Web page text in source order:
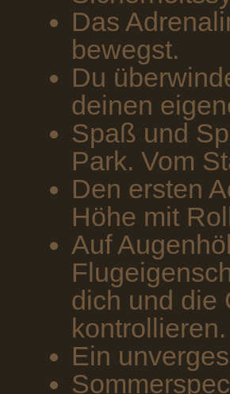
Das
bewegst.
Du
deinen
Spaß und
Park. Vom
Den ersten
Höhe mit
Auf
dich und die
kontrollieren.
Ein